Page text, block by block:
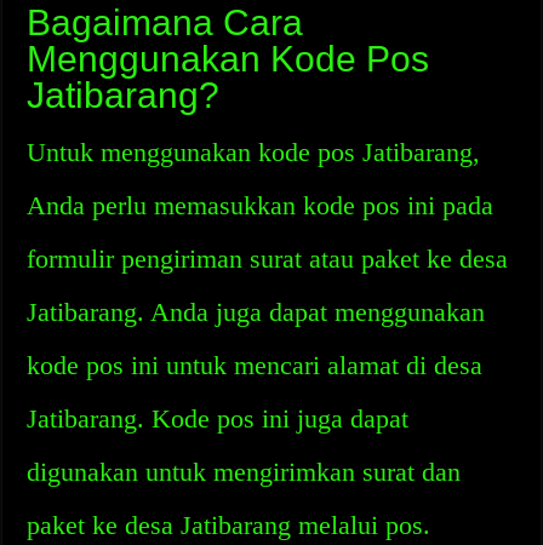
Bagaimana Cara
Menggunakan Kode Pos
Jatibarang?
Untuk menggunakan kode pos Jatibarang,
Anda perlu memasukkan kode pos ini pada
formulir pengiriman surat atau paket ke desa
Jatibarang. Anda juga dapat menggunakan
kode pos ini untuk mencari alamat di desa
Jatibarang. Kode pos ini juga dapat
digunakan untuk mengirimkan surat dan
paket ke desa Jatibarang melalui pos.